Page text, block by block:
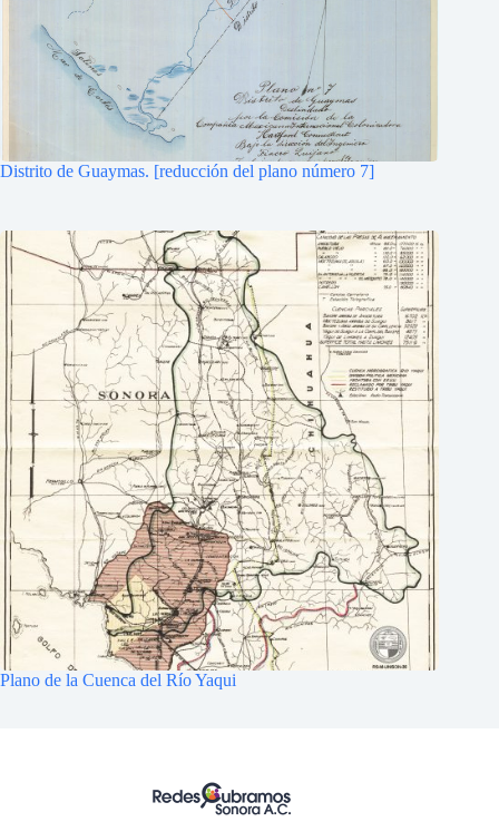
Distrito de Guaymas. [reducción del plano número 7]
Plano de la Cuenca del Río Yaqui